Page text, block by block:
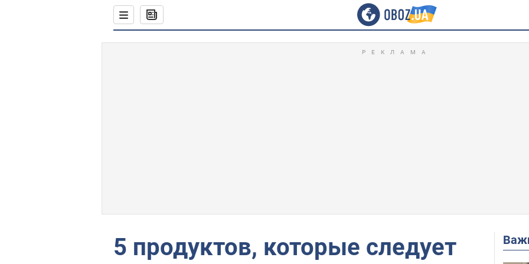
5 продуктов, которые следует